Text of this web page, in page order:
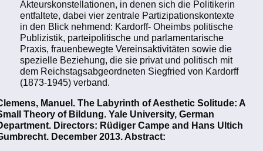
Akteurskonstellationen, in denen sich die Politikerin
entfaltete, dabei vier zentrale Partizipationskontexte
in den Blick nehmend: Kardorff- Oheimbs politische
Publizistik, parteipolitische und parlamentarische
Praxis, frauenbewegte Vereinsaktivitäten sowie die
spezielle Beziehung, die sie privat und politisch mit
dem Reichstagsabgeordneten Siegfried von Kardorff
(1873-1945) verband.
Manuel. The Labyrinth of Aesthetic Solitude: A
Theory of Bildung. Yale University, German
Directors: Rüdiger Campe and Hans Ultich
December 2013. Abstract: